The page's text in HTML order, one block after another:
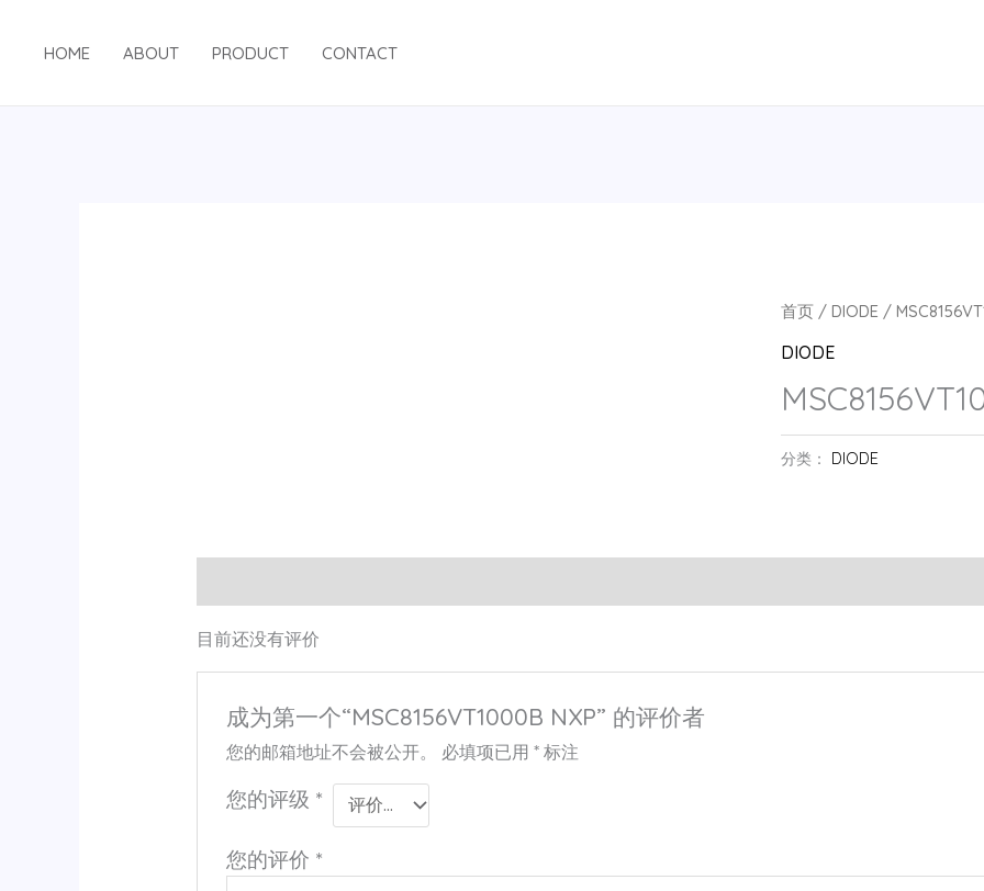
HOME ABOUT PRODUCT CONTACT
首页 /DIODE /
DIODE
分类： DIODE
目前还没有评价
成为第一个“MSC8156VT1000B NXP” 的评价者
您的邮箱地址不会被公开。 必填项已用* 标注
您的评级 *
您的评价 *